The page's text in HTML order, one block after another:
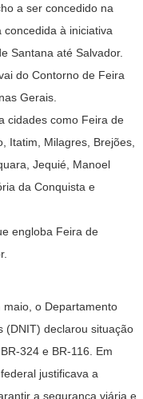
a ser concedido na
concedida à iniciativa
Santana até Salvador.
do Contorno de Feira
Gerais.
cidades como Feira de
Itatim, Milagres, Brejões,
Jequié, Manoel
da Conquista e
engloba Feira de
o Departamento
(DNIT) declarou situação
324 e BR-116. Em
justificava a
a segurança viária e